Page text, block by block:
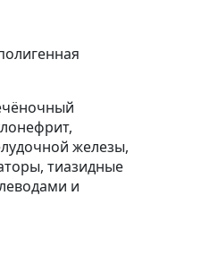
железы,
тиазидные
и